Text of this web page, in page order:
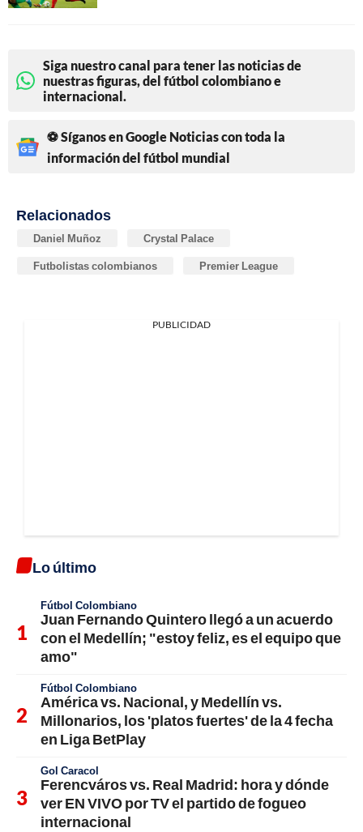
Siga nuestro canal para tener las noticias de
nuestras figuras, del fútbol colombiano e
internacional.
⚽ Síganos en Google Noticias con toda la
información del fútbol mundial
Relacionados
Daniel Muñoz Crystal Palace
Futbolistas colombianos Premier League
PUBLICIDAD
Lo último
Fútbol Colombiano
Juan Fernando Quintero llegó a un acuerdo
con el Medellín; "estoy feliz, es el equipo que
amo"
Fútbol Colombiano
América vs. Nacional, y Medellín vs.
Millonarios, los 'platos fuertes' de la 4 fecha
en Liga BetPlay
Gol Caracol
Ferencváros vs. Real Madrid: hora y dónde
ver EN VIVO por TV el partido de fogueo
internacional